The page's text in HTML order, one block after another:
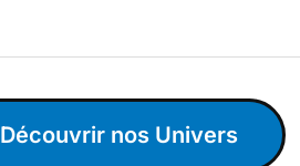
Découvrir nos Univers